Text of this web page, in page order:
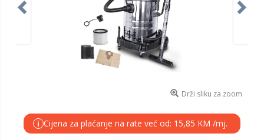
Drži sliku za zoom
i Cijena za plaćanje na rate već od: 15,85 KM /mj.